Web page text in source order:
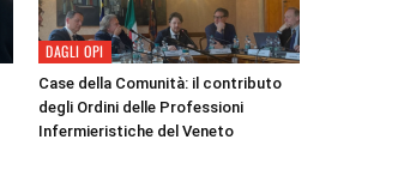
DAGLI OPI
Case della Comunità: il contributo
degli Ordini delle Professioni
Infermieristiche del Veneto